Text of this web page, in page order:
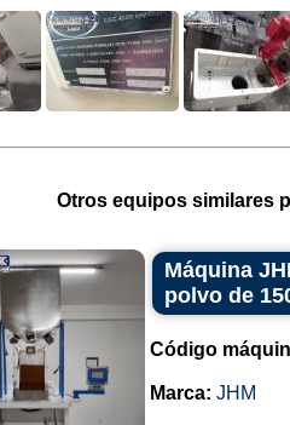
Otros equipos similares
Máquina
polvo de
Código
Marca: JHM